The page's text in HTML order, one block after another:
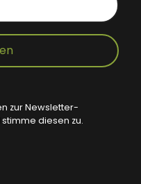
zur Newsletter-
diesen zu.